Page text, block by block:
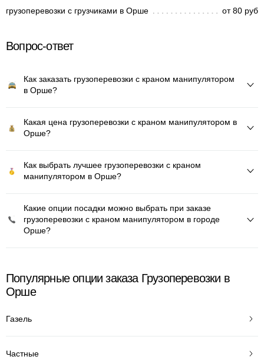
грузоперевозки с грузчиками в Орше от 80 руб
Вопрос-ответ
Как заказать грузоперевозки с краном манипулятором
в Орше?
Какая цена грузоперевозки с краном манипулятором в
Орше?
Как выбрать лучшее грузоперевозки с краном
манипулятором в Орше?
Какие опции посадки можно выбрать при заказе
грузоперевозки с краном манипулятором в городе
Орше?
Популярные опции заказа Грузоперевозки в
Орше
Газель
Частные